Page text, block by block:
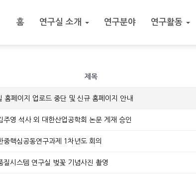
홈 연구실 소개 연구분야 연구활동
제목
홈페이지 업로드 중단 및 신규 홈페이지 안내
영 석사 외 대한산업공학회 논문 게재 승인
핵심공동연구과제 1차년도 회의
시스템 연구실 벚꽃 기념사진 촬영